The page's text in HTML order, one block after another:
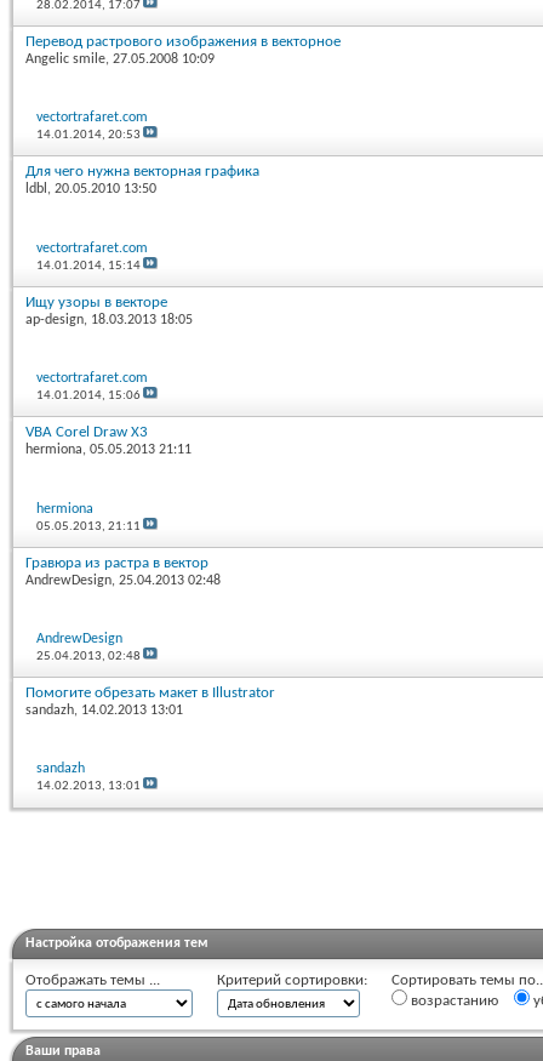
28.02.2014, 17:07
Перевод растрового изображения в векторное
Angelic smile, 27.05.2008 10:09
vectortrafaret.com
14.01.2014,20:53
Для чего нужна векторная графика
ldbl , 20.05.2010 13:50
vectortrafaret.com
14.01.2014, 15:14
Ищу узоры в векторе
ap-design, 18.03.2013 18:05
vectortrafaret.com
14.01.2014, 15:06
VBA Corel Draw X3
hermiona, 05.05.2013 21:11
hermiona
05.05.2013,21:11
Гравюра из растра в вектор
AndrewDesign, 25.04.2013 02:48
AndrewDesign
25.04.2013,02:48
Помогите обрезать макет в Illustrator
sandazh, 14.02.2013 13:01
sandazh
14.02.2013, 13:01
Настройка отображения тем
Отображать темы ... Критерий сортировки:
Сортировать темы
возрастанию
Ваши права